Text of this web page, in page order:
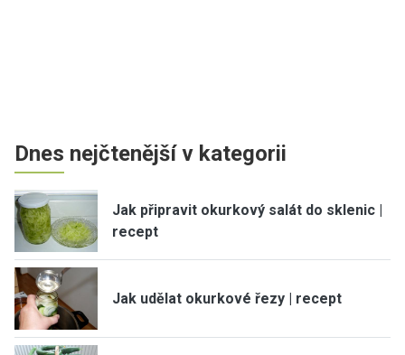
Dnes nejčtenější v kategorii
Jak připravit okurkový salát do sklenic |
recept
Jak udělat okurkové řezy | recept